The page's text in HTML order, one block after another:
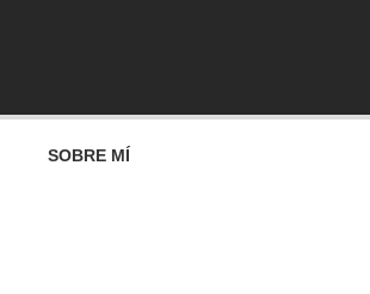
SOBRE MÍ